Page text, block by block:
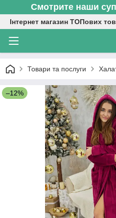
Смотрите наши
Інтернет магазин ТОПових
Товари та послуги
–12%